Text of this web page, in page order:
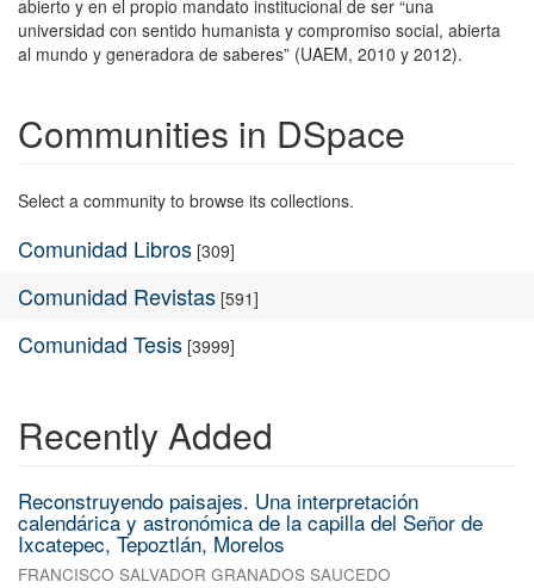
abierto y en el propio mandato institucional de ser “una
universidad con sentido humanista y compromiso social, abierta
al mundo y generadora de saberes” (UAEM, 2010 y 2012).
Communities in DSpace
Select a community to browse its collections.
Comunidad Libros [309]
Comunidad Revistas [591]
Comunidad Tesis [3999]
Recently Added
Reconstruyendo paisajes. Una interpretación
calendárica y astronómica de la capilla del Señor de
Ixcatepec, Tepoztlán, Morelos
FRANCISCO SALVADOR GRANADOS SAUCEDO